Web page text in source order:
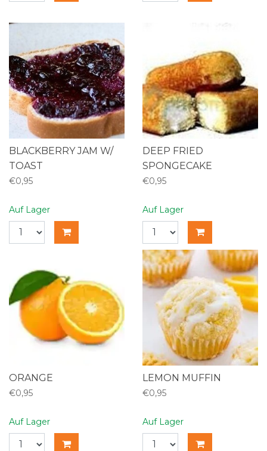
BLACKBERRY JAM W/
TOAST
€0,95
Auf Lager
DEEP FRIED
SPONGECAKE
€0,95
Auf Lager
ORANGE
€0,95
Auf Lager
LEMON MUFFIN
€0,95
Auf Lager